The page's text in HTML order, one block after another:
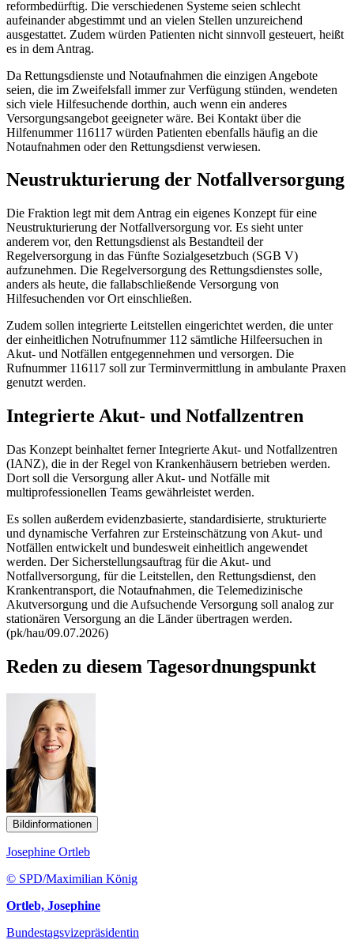
reformbedürftig. Die verschiedenen Systeme seien schlecht
aufeinander abgestimmt und an vielen Stellen unzureichend
ausgestattet. Zudem würden Patienten nicht sinnvoll gesteuert, heißt
es in dem Antrag.
Da Rettungsdienste und Notaufnahmen die einzigen Angebote
seien, die im Zweifelsfall immer zur Verfügung stünden, wendeten
sich viele Hilfesuchende dorthin, auch wenn ein anderes
Versorgungsangebot geeigneter wäre. Bei Kontakt über die
Hilfenummer 116117 würden Patienten ebenfalls häufig an die
Notaufnahmen oder den Rettungsdienst verwiesen.
Neustrukturierung der Notfallversorgung
Die Fraktion legt mit dem Antrag ein eigenes Konzept für eine
Neustrukturierung der Notfallversorgung vor. Es sieht unter
anderem vor, den Rettungsdienst als Bestandteil der
Regelversorgung in das Fünfte Sozialgesetzbuch (SGB V)
aufzunehmen. Die Regelversorgung des Rettungsdienstes solle,
anders als heute, die fallabschließende Versorgung von
Hilfesuchenden vor Ort einschließen.
Zudem sollen integrierte Leitstellen eingerichtet werden, die unter
der einheitlichen Notrufnummer 112 sämtliche Hilfeersuchen in
Akut- und Notfällen entgegennehmen und versorgen. Die
Rufnummer 116117 soll zur Terminvermittlung in ambulante Praxen
genutzt werden.
Integrierte Akut- und Notfallzentren
Das Konzept beinhaltet ferner Integrierte Akut- und Notfallzentren
(IANZ), die in der Regel von Krankenhäusern betrieben werden.
Dort soll die Versorgung aller Akut- und Notfälle mit
multiprofessionellen Teams gewährleistet werden.
Es sollen außerdem evidenzbasierte, standardisierte, strukturierte
und dynamische Verfahren zur Ersteinschätzung von Akut- und
Notfällen entwickelt und bundesweit einheitlich angewendet
werden. Der Sicherstellungsauftrag für die Akut- und
Notfallversorgung, für die Leitstellen, den Rettungsdienst, den
Krankentransport, die Notaufnahmen, die Telemedizinische
Akutversorgung und die Aufsuchende Versorgung soll analog zur
stationären Versorgung an die Länder übertragen werden.
(pk/hau/09.07.2026)
Reden zu diesem Tagesordnungspunkt
Bildinformationen
Josephine Ortleb
© SPD/Maximilian König
Ortleb, Josephine
Bundestagsvizepräsidentin